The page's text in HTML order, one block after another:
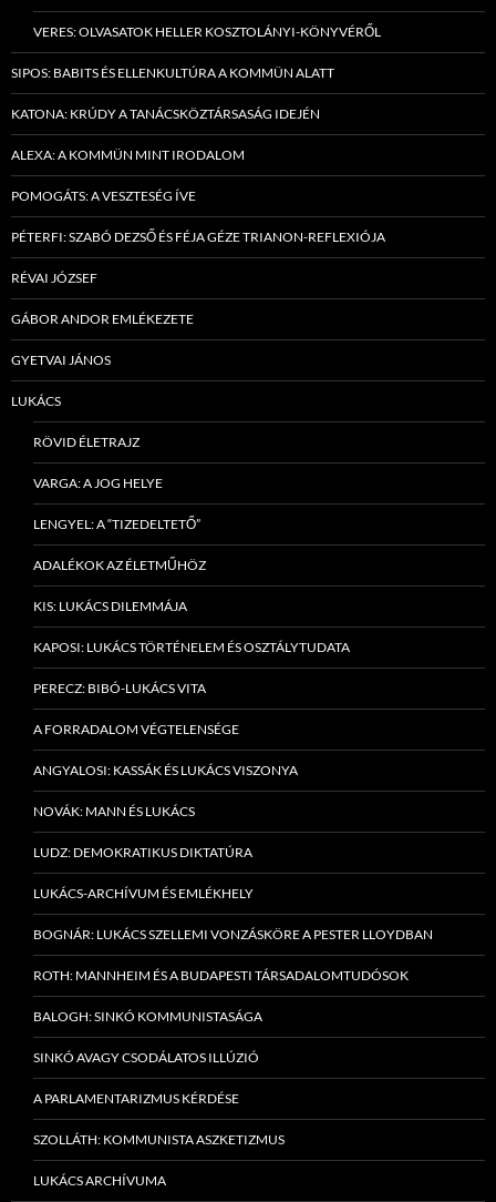
VERES: OLVASATOK HELLER KOSZTOLÁNYI-KÖNYVÉRŐL
SIPOS: BABITS ÉS ELLENKULTÚRA A KOMMÜN ALATT
KATONA: KRÚDY A TANÁCSKÖZTÁRSASÁG IDEJÉN
ALEXA: A KOMMÜN MINT IRODALOM
POMOGÁTS: A VESZTESÉG ÍVE
PÉTERFI: SZABÓ DEZSŐ ÉS FÉJA GÉZE TRIANON-REFLEXIÓJA
RÉVAI JÓZSEF
GÁBOR ANDOR EMLÉKEZETE
GYETVAI JÁNOS
LUKÁCS
RÖVID ÉLETRAJZ
VARGA: A JOG HELYE
LENGYEL: A “TIZEDELTETŐ”
ADALÉKOK AZ ÉLETMŰHÖZ
KIS: LUKÁCS DILEMMÁJA
KAPOSI: LUKÁCS TÖRTÉNELEM ÉS OSZTÁLYTUDATA
PERECZ: BIBÓ-LUKÁCS VITA
A FORRADALOM VÉGTELENSÉGE
ANGYALOSI: KASSÁK ÉS LUKÁCS VISZONYA
NOVÁK: MANN ÉS LUKÁCS
LUDZ: DEMOKRATIKUS DIKTATÚRA
LUKÁCS-ARCHÍVUM ÉS EMLÉKHELY
BOGNÁR: LUKÁCS SZELLEMI VONZÁSKÖRE A PESTER LLOYDBAN
ROTH: MANNHEIM ÉS A BUDAPESTI TÁRSADALOMTUDÓSOK
BALOGH: SINKÓ KOMMUNISTASÁGA
SINKÓ AVAGY CSODÁLATOS ILLÚZIÓ
A PARLAMENTARIZMUS KÉRDÉSE
SZOLLÁTH: KOMMUNISTA ASZKETIZMUS
LUKÁCS ARCHÍVUMA